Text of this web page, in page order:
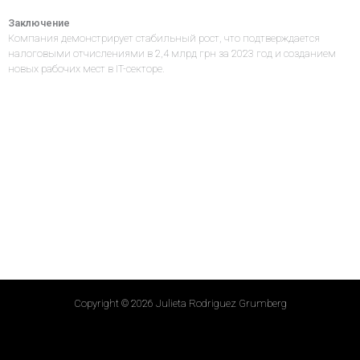
Заключение
Компания демонстрирует стабильный рост, что подтверждается
налоговыми отчислениями в 2,4 млрд грн за 2023 год и созданием
новых рабочих мест в IT-секторе.
Copyright © 2026 Julieta Rodriguez Grumberg